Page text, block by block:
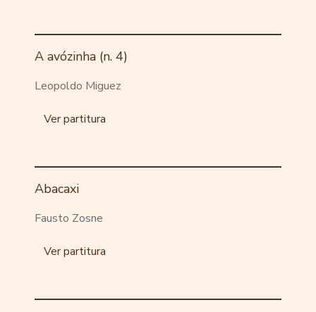
A avózinha (n. 4)
Leopoldo Miguez
Ver partitura
Abacaxi
Fausto Zosne
Ver partitura